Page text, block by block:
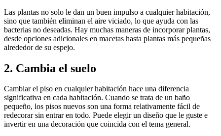
Las plantas no solo le dan un buen impulso a cualquier habitación,
sino que también eliminan el aire viciado, lo que ayuda con las
bacterias no deseadas. Hay muchas maneras de incorporar plantas,
desde opciones adicionales en macetas hasta plantas más pequeñas
alrededor de su espejo.
2. Cambia el suelo
Cambiar el piso en cualquier habitación hace una diferencia
significativa en cada habitación. Cuando se trata de un baño
pequeño, los pisos nuevos son una forma relativamente fácil de
redecorar sin entrar en todo. Puede elegir un diseño que le guste e
invertir en una decoración que coincida con el tema general.